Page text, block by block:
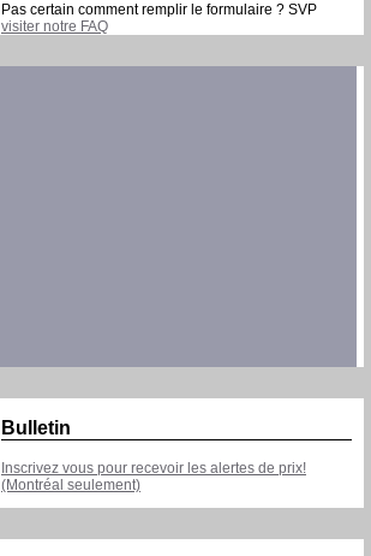
Pas certain comment remplir le formulaire ? SVP
visiter notre FAQ
Bulletin
Inscrivez vous pour recevoir les alertes de prix!
(Montréal seulement)